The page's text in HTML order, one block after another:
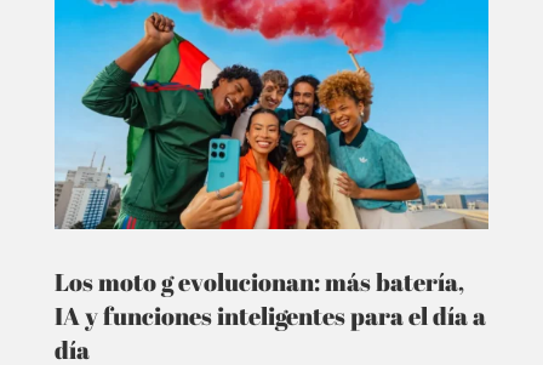
Los moto g evolucionan: más batería,
IA y funciones inteligentes para el día a
día